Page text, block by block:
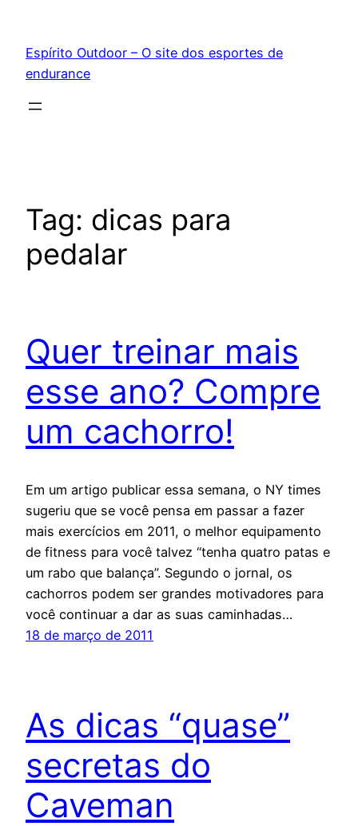
conteúdo
Espírito Outdoor – O site dos esportes de
endurance
Tag: dicas para
pedalar
Quer treinar mais
esse ano? Compre
um cachorro!
Em um artigo publicar essa semana, o NY times
sugeriu que se você pensa em passar a fazer
mais exercícios em 2011, o melhor equipamento
de fitness para você talvez “tenha quatro patas e
um rabo que balança”. Segundo o jornal, os
cachorros podem ser grandes motivadores para
você continuar a dar as suas caminhadas…
18 de março de 2011
As dicas “quase”
secretas do
Caveman